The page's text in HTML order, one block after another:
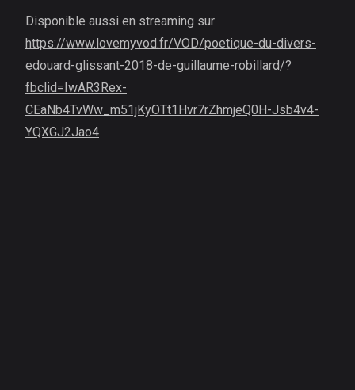
Disponible aussi en streaming sur
https://www.lovemyvod.fr/VOD/poetique-du-divers-
edouard-glissant-2018-de-guillaume-robillard/?
fbclid=IwAR3Rex-
CEaNb4TvWw_m51jKyOTt1Hvr7rZhmjeQ0H-Jsb4v4-
YQXGJ2Jao4